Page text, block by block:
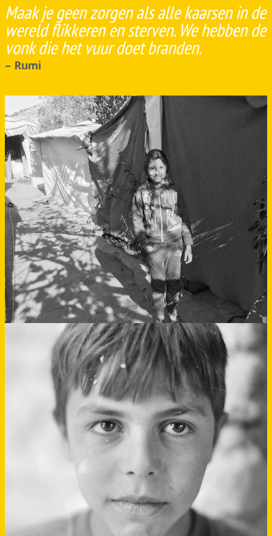
Maak je geen zorgen als alle kaarsen in de
wereld flikkeren en sterven. We hebben de
vonk die het vuur doet branden.
– Rumi